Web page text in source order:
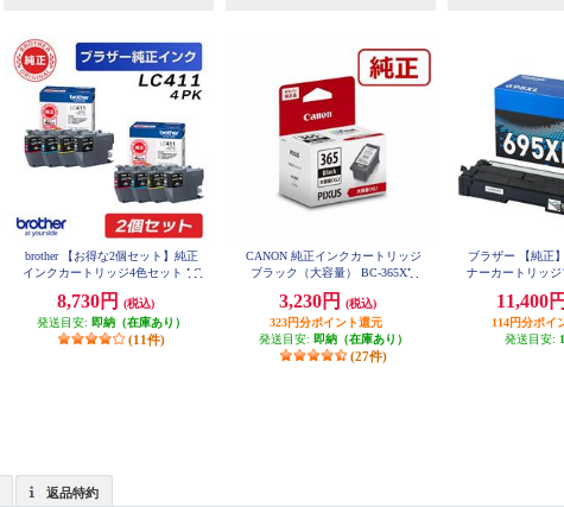
brother 【お得な2個セット】純正
インクカートリッジ4色セット LC
8,730円
(税込)
発送目安: 即納（在庫あり）
(11件)
CANON 純正インクカートリッジ
ブラック（大容量） BC-365XL
3,230円
(税込)
323円分ポイント還元
発送目安: 即納（在庫あり）
(27件)
ブラザー 【純正
ナーカートリッジ
11,400円
114円分ポイ
発送目安:
返品特約